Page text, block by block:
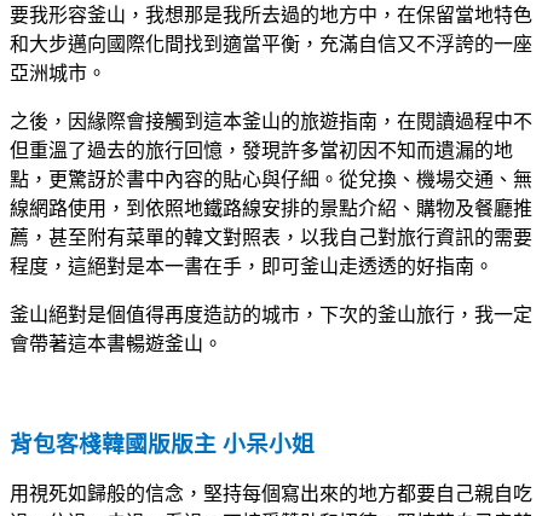
要我形容釜山，我想那是我所去過的地方中，在保留當地特色
和大步邁向國際化間找到適當平衡，充滿自信又不浮誇的一座
亞洲城市。
之後，因緣際會接觸到這本釜山的旅遊指南，在閱讀過程中不
但重溫了過去的旅行回憶，發現許多當初因不知而遺漏的地
點，更驚訝於書中內容的貼心與仔細。從兌換、機場交通、無
線網路使用，到依照地鐵路線安排的景點介紹、購物及餐廳推
薦，甚至附有菜單的韓文對照表，以我自己對旅行資訊的需要
程度，這絕對是本一書在手，即可釜山走透透的好指南。
釜山絕對是個值得再度造訪的城市，下次的釜山旅行，我一定
會帶著這本書暢遊釜山。
背包客棧韓國版版主 小呆小姐
用視死如歸般的信念，堅持每個寫出來的地方都要自己親自吃